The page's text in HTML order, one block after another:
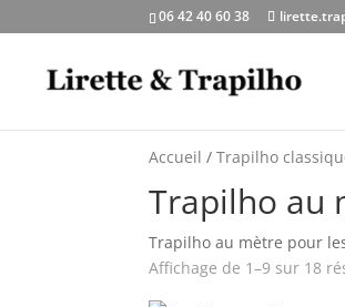
06 42 40 60 38
Accueil /Trapilho
Trapilho au
Trapilho au mètre pour
Affichage de 1–9 sur 18